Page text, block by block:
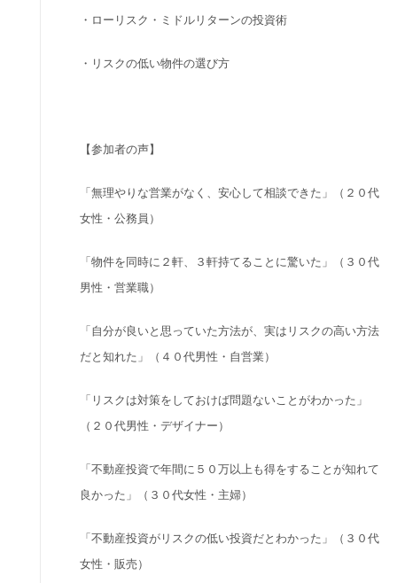
・ローリスク・ミドルリターンの投資術
・リスクの低い物件の選び方
【参加者の声】
「無理やりな営業がなく、安心して相談できた」（２０代
女性・公務員）
「物件を同時に２軒、３軒持てることに驚いた」（３０代
男性・営業職）
「自分が良いと思っていた方法が、実はリスクの高い方法
だと知れた」（４０代男性・自営業）
「リスクは対策をしておけば問題ないことがわかった」
（２０代男性・デザイナー）
「不動産投資で年間に５０万以上も得をすることが知れて
良かった」（３０代女性・主婦）
「不動産投資がリスクの低い投資だとわかった」（３０代
女性・販売）